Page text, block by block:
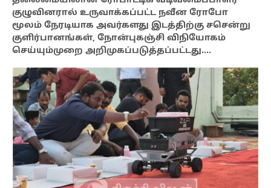
குழுவினரால் உருவாக்கப்பட்ட நவீன ரோபோ
மூலம் நேரடியாக அவர்களது இடத்திற்கு சசென்று
குளிர்பானங்கள், நோன்புகஞ்சி விநியோகம்
செய்யும்முறை அறிமுகப்படுத்தப்பட்டது….